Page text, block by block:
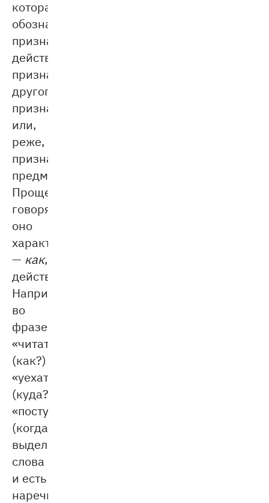
которая
обозначает
признак
действия,
признак
другого
признака
или,
реже,
признак
предмета.
Проще
говоря,
оно
характеризует
— как,
действие.
Например,
во
фразе
«читать
(как?)
«уехать
(куда?)
«поступить
(когда?)
выделенные
слова
и есть
наречия.